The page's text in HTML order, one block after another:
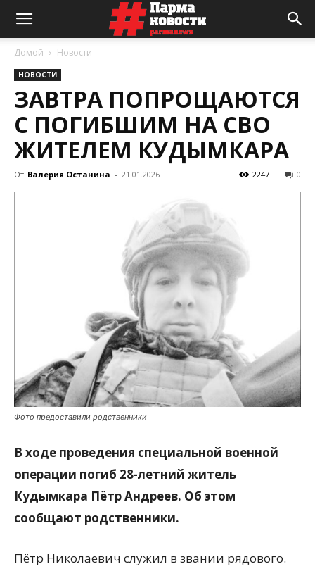
Домой Новости
НОВОСТИ
ЗАВТРА ПОПРОЩАЮТСЯ
С ПОГИБШИМ НА СВО
ЖИТЕЛЕМ КУДЫМКАРА
От Валерия Останина - 21.01.2026 0
2247
Фото предоставили родственники
В ходе проведения специальной военной
операции погиб 28-летний житель
Кудымкара Пётр Андреев. Об этом
сообщают родственники.
Пётр Николаевич служил в звании рядового.